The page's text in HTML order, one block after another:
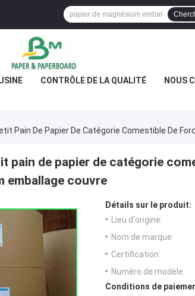
CONTRÔLE DE LA QUALITÉ NOUS
Pain De Papier De Catégorie Comestible De
pain de papier de catégorie
emballage couvre
Détails sur le produit:
Lieu d'origine:
Nom de marque:
Certification:
Numéro de modèle:
Conditions de